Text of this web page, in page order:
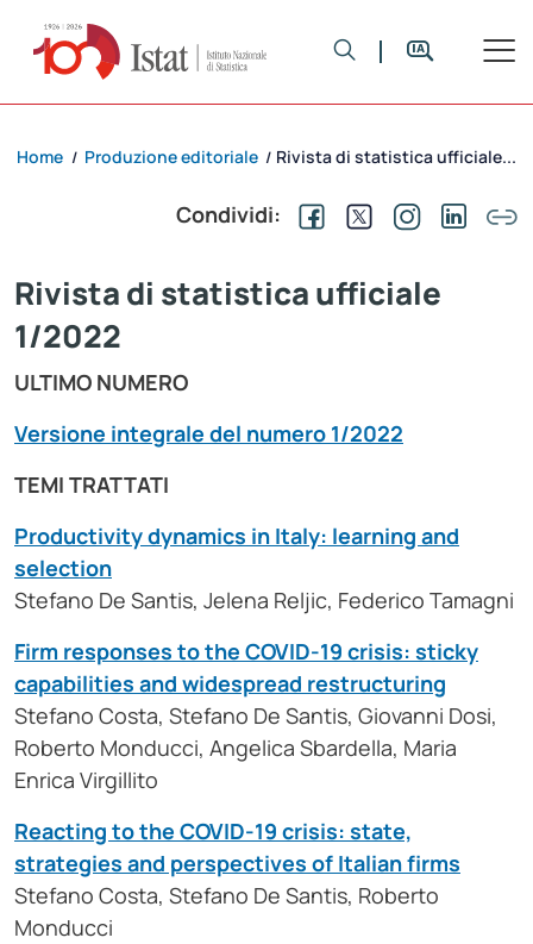
Home / Produzione editoriale / Rivista di statistica ufficiale...
Condividi:
Rivista di statistica ufficiale
1/2022
ULTIMO NUMERO
Versione integrale del numero 1/2022
TEMI TRATTATI
Productivity dynamics in Italy: learning and
selection
Stefano De Santis, Jelena Reljic, Federico Tamagni
Firm responses to the COVID-19 crisis: sticky
capabilities and widespread restructuring
Stefano Costa, Stefano De Santis, Giovanni Dosi,
Roberto Monducci, Angelica Sbardella, Maria
Enrica Virgillito
Reacting to the COVID-19 crisis: state,
strategies and perspectives of Italian firms
Stefano Costa, Stefano De Santis, Roberto
Monducci